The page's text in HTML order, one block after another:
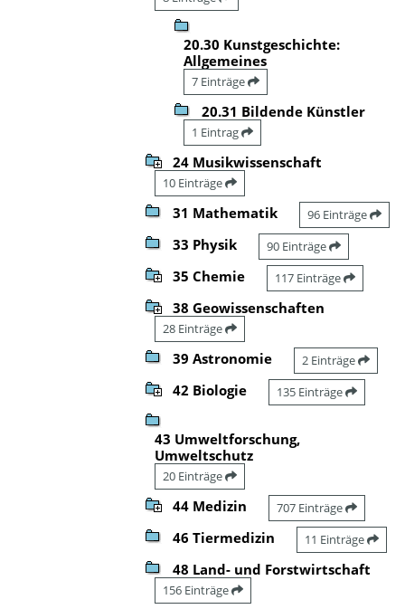
20.30 Kunstgeschichte:
Allgemeines
7 Einträge
20.31 Bildende Künstler
1 Eintrag
24 Musikwissenschaft
10 Einträge
31 Mathematik 96 Einträge
33 Physik 90 Einträge
35 Chemie 117 Einträge
38 Geowissenschaften
28 Einträge
39 Astronomie 2 Einträge
42 Biologie 135 Einträge
43 Umweltforschung,
Umweltschutz
20 Einträge
44 Medizin 707 Einträge
46 Tiermedizin 11 Einträge
48 Land- und Forstwirtschaft
156 Einträge